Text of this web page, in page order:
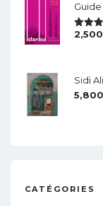
Note
2,500
Sidi
5,800
CATÉGORIES